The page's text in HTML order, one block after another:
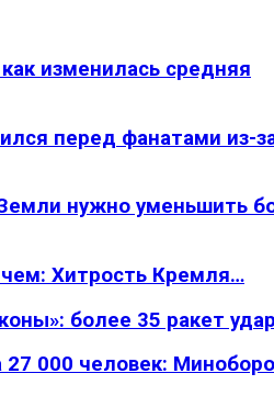
изменилась средняя
перед фанатами из-
нужно уменьшить
Хитрость Кремля…
более 35 ракет
000 человек: